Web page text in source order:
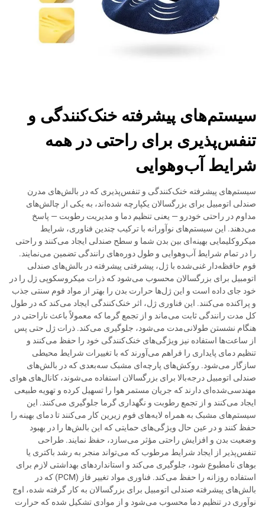
سیستم‌های پیشرفته خنک‌کنندگی و
تنفس‌پذیری برای راحتی در همه
شرایط آب‌وهوایی
سیستم‌های پیشرفته خنک‌کنندگی و تنفس‌پذیری که در بالش‌های مدرن
صندلی اتومبیل برای بزرگسالان یکپارچه شده‌اند، به یکی از چالش‌های
مداوم در راحتی خودرو — یعنی تنظیم دما و مدیریت رطوبت — پاسخ
می‌دهند. این سیستم‌های نوآورانه با ترکیب چندین فناوری، شرایط
میکروکلیمایی بهینه‌ای بین بدن شما و سطح صندلی ایجاد می‌کنند و راحتی
را در تمام شرایط آب‌وهوایی و طول دوره‌های رانندگی تضمین می‌نمایند.
فوم حافظه‌دار غنی‌شده با ژل، پیشرفتی پیشرفته در بالش‌های صندلی
اتومبیل برای بزرگسالان محسوب می‌شود که ذرات میکروسکوپی ژل را در
خود جای داده است و این ژل‌ها حرارت بدن را بهتر از مواد فوم سنتی جذب
و پراکنده می‌کنند. این فناوری ژل، اثر خنک‌کنندگی ایجاد می‌کند که در طول
کل مدت رانندگی ثابت می‌ماند و از تجمع گرما که معمولاً باعث ناراحتی در
هنگام نشستن طولانی‌مدت می‌شود، جلوگیری می‌کند. ذرات ژل حتی پس
از ساعت‌ها استفاده نیز ویژگی‌های خنک‌کنندگی خود را حفظ می‌کنند و
تنظیم دمای پایداری را فراهم می‌آورند که با تغییرات شرایط محیطی
سازگار می‌شود. روکش‌های پارچه‌ای مشبک سه‌بعدی که در بالش‌های
صندلی اتومبیل درجه‌بالا برای بزرگسالان استفاده می‌شوند، کانال‌های هوای
مهندسی‌شده‌ای دارند که جریان مستمر هوا را تسهیل کرده و تهویه طبیعی
ایجاد می‌کنند و از تجمع رطوبت و نگهداری گرما جلوگیری می‌کنند. این
سیستم‌های مشبک به همراه لایه‌های فوم زیرین کار می‌کنند تا دمای بهینه را
حفظ کنند و در عین حال ویژگی‌های حمایتی که این بالش‌ها را در بهبود
وضعیت بدن و افزایش راحتی مؤثر می‌سازد، حفظ نمایند. طراحی
تنفس‌پذیر از ایجاد شرایط مرطوب که می‌تواند منجر به رشد باکتری یا
بوهای نامطبوع شود، جلوگیری می‌کند و استانداردهای بهداشتی لازم برای
استفاده روزانه را حفظ می‌کند. فناوری مواد تغییر فاز (PCM) که در
بالش‌های پیشرفته صندلی اتومبیل برای بزرگسالان به کار گرفته شده، اوج
نوآوری در تنظیم دما محسوب می‌شود و از موادی تشکیل شده که حرارت